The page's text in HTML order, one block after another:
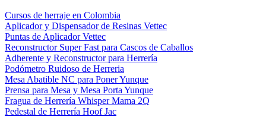
Cursos de herraje en Colombia
Aplicador y Dispensador de Resinas Vettec
Puntas de Aplicador Vettec
Reconstructor Super Fast para Cascos de Caballos
Adherente y Reconstructor para Herrería
Podómetro Ruidoso de Herreria
Mesa Abatible NC para Poner Yunque
Prensa para Mesa y Mesa Porta Yunque
Fragua de Herrería Whisper Mama 2Q
Pedestal de Herrería Hoof Jac